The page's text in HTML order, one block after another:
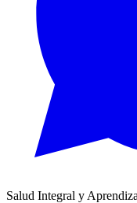
Salud Integral y